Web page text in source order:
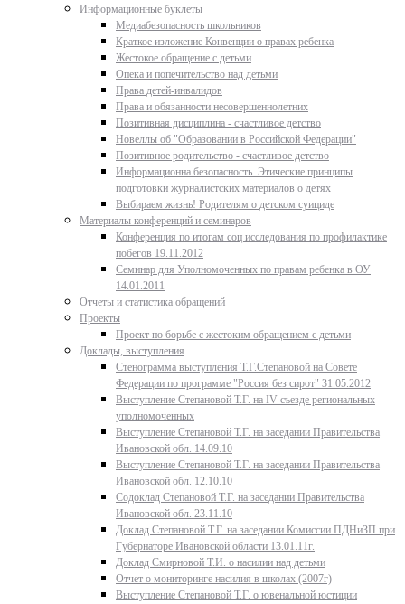
Информационные буклеты
Медиабезопасность школьников
Краткое изложение Конвенции о правах ребенка
Жестокое обращение с детьми
Опека и попечительство над детьми
Права детей-инвалидов
Права и обязанности несовершеннолетних
Позитивная дисциплина - счастливое детство
Новеллы об "Образовании в Российской Федерации"
Позитивное родительство - счастливое детство
Информационна безопасность. Этические принципы
подготовки журналистских материалов о детях
Выбираем жизнь! Родителям о детском суициде
Материалы конференций и семинаров
Конференция по итогам соц исследования по профилактике
побегов 19.11.2012
Семинар для Уполномоченных по правам ребенка в ОУ
14.01.2011
Отчеты и статистика обращений
Проекты
Проект по борьбе с жестоким обращением с детьми
Доклады, выступления
Стенограмма выступления Т.Г.Степановой на Совете
Федерации по программе "Россия без сирот" 31.05.2012
Выступление Степановой Т.Г. на IV съезде региональных
уполномоченных
Выступление Степановой Т.Г. на заседании Правительства
Ивановской обл. 14.09.10
Выступление Степановой Т.Г. на заседании Правительства
Ивановской обл. 12.10.10
Содоклад Степановой Т.Г. на заседании Правительства
Ивановской обл. 23.11.10
Доклад Степановой Т.Г. на заседании Комиссии ПДНиЗП при
Губернаторе Ивановской области 13.01.11г.
Доклад Смирновой Т.И. о насилии над детьми
Отчет о мониторинге насилия в школах (2007г)
Выступление Степановой Т.Г. о ювенальной юстиции